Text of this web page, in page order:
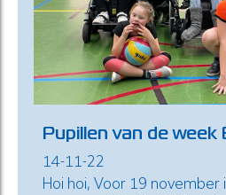
Pupillen van de week
14-11-22
Hoi hoi, Voor 19 november